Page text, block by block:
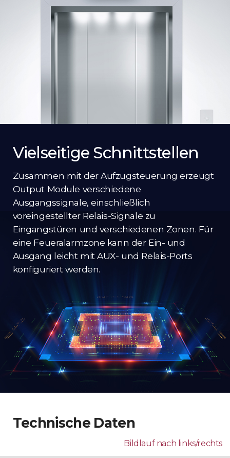
Vielseitige Schnittstellen
Zusammen mit der Aufzugsteuerung erzeugt
Output Module verschiedene
Ausgangssignale, einschließlich
voreingestellter Relais-Signale zu
Eingangstüren und verschiedenen Zonen. Für
eine Feueralarmzone kann der Ein- und
Ausgang leicht mit AUX- und Relais-Ports
konfiguriert werden.
Technische Daten
Bildlauf nach links/rechts